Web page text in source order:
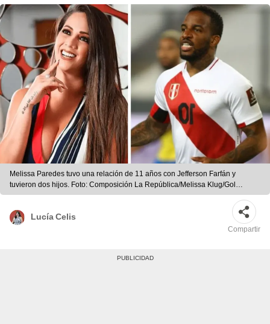
Melissa Paredes tuvo una relación de 11 años con Jefferson Farfán y
tuvieron dos hijos. Foto: Composición La República/Melissa Klug/Gol
Peru/Instagram
Lucía Celis
Compartir